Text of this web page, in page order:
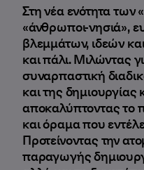
Στη νέα ενότητα
«άνθρωποι-νησιά»,
βλεμμάτων, ιδεών
και πάλι. Μιλώντας
συναρπαστική
και της δημιουργίας
αποκαλύπτοντας το
και όραμα που
Προτείνοντας την
παραγωγής